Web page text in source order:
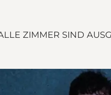
ZIMMER SIND